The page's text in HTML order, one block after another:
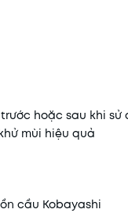
hoặc sau khi sử
mùi hiệu quả
cầu Kobayashi